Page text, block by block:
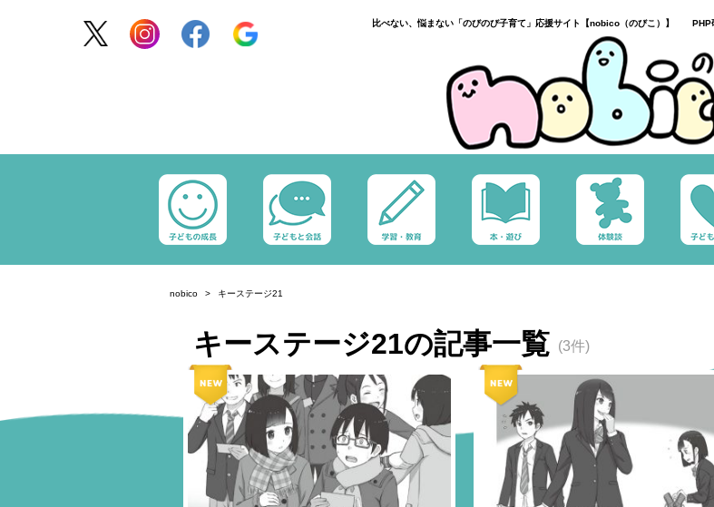
比べない、悩まない「のびのび子育て」応援サイト【nobico（のびこ）】 PHP
nobico キーステージ21
キーステージ21の記事一覧 (3件)